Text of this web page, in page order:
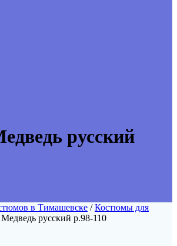
русский
в Тимашевске /Костюмы для
русский р.98-110